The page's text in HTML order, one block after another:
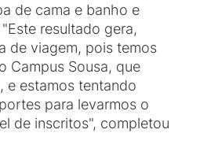
de cama e banho e
resultado gera,
de viagem, pois temos
Campus Sousa, que
e estamos tentando
para levarmos o
de inscritos", completou